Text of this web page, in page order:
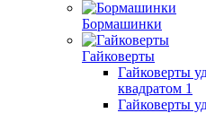
Бормашинки
Гайковерты
Гайковерты
квадратом 1
Гайковерты